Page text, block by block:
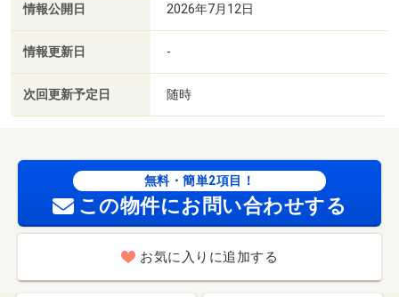
情報公開日 2026年7月12日
情報更新日 -
次回更新予定日 随時
無料・簡単2項目！
この物件にお問い合わせする
お気に入りに追加する